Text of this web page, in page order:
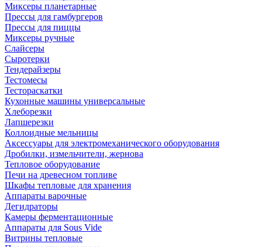
Миксеры планетарные
Прессы для гамбургеров
Прессы для пиццы
Миксеры ручные
Слайсеры
Сыротерки
Тендерайзеры
Тестомесы
Тестораскатки
Кухонные машины универсальные
Хлеборезки
Лапшерезки
Коллоидные мельницы
Аксессуары для электромеханического оборудования
Дробилки, измельчители, жернова
Тепловое оборудование
Печи на древесном топливе
Шкафы тепловые для хранения
Аппараты варочные
Дегидраторы
Камеры ферментационные
Аппараты для Sous Vide
Витрины тепловые